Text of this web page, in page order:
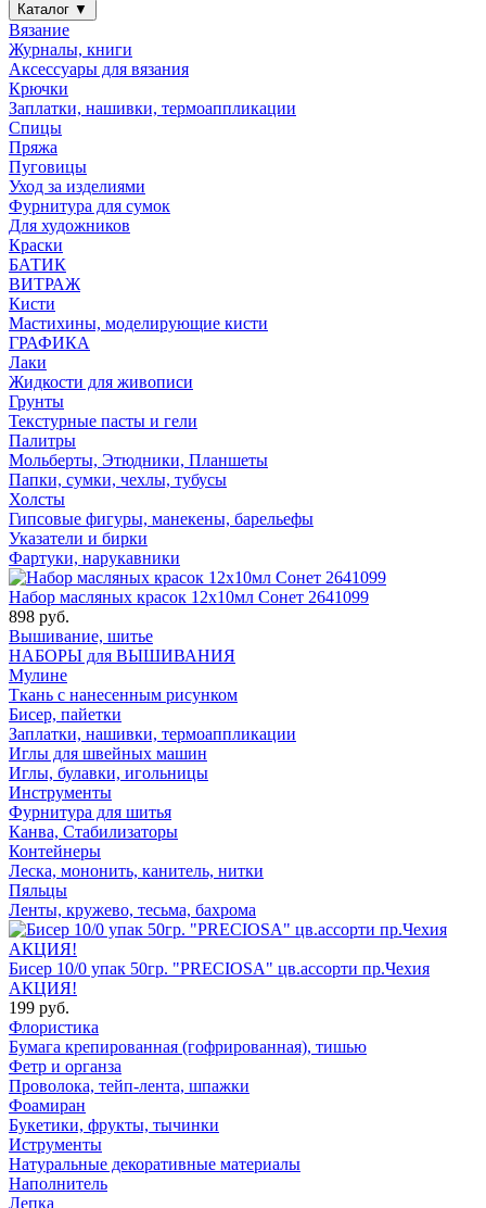
Каталог ▼
Вязание
Журналы, книги
Аксессуары для вязания
Крючки
Заплатки, нашивки, термоаппликации
Спицы
Пряжа
Пуговицы
Уход за изделиями
Фурнитура для сумок
Для художников
Краски
БАТИК
ВИТРАЖ
Кисти
Мастихины, моделирующие кисти
ГРАФИКА
Лаки
Жидкости для живописи
Грунты
Текстурные пасты и гели
Палитры
Мольберты, Этюдники, Планшеты
Папки, сумки, чехлы, тубусы
Холсты
Гипсовые фигуры, манекены, барельефы
Указатели и бирки
Фартуки, нарукавники
Набор масляных красок 12х10мл Сонет 2641099
898 руб.
Вышивание, шитье
НАБОРЫ для ВЫШИВАНИЯ
Мулине
Ткань с нанесенным рисунком
Бисер, пайетки
Заплатки, нашивки, термоаппликации
Иглы для швейных машин
Иглы, булавки, игольницы
Инструменты
Фурнитура для шитья
Канва, Стабилизаторы
Контейнеры
Леска, мононить, канитель, нитки
Пяльцы
Ленты, кружево, тесьма, бахрома
Бисер 10/0 упак 50гр. "PRECIOSA" цв.ассорти пр.Чехия
АКЦИЯ!
199 руб.
Флористика
Бумага крепированная (гофрированная), тишью
Фетр и органза
Проволока, тейп-лента, шпажки
Фоамиран
Букетики, фрукты, тычинки
Иструменты
Натуральные декоративные материалы
Наполнитель
Лепка